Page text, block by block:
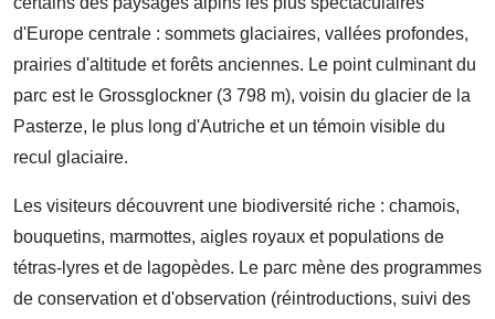
d'Europe centrale : sommets glaciaires, vallées profondes,
prairies d'altitude et forêts anciennes. Le point culminant du
parc est le Grossglockner (3 798 m), voisin du glacier de la
Pasterze, le plus long d'Autriche et un témoin visible du
recul glaciaire.
Les visiteurs découvrent une biodiversité riche : chamois,
bouquetins, marmottes, aigles royaux et populations de
tétras-lyres et de lagopèdes. Le parc mène des programmes
de conservation et d'observation (réintroductions, suivi des